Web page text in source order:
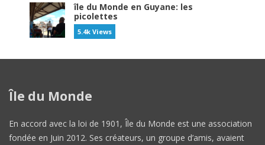
île du Monde en Guyane: les
picolettes
5.4k Views
Île du Monde
En accord avec la loi de 1901, Île du Monde est une association
fondée en Juin 2012. Ses créateurs, un groupe d’amis, avaient